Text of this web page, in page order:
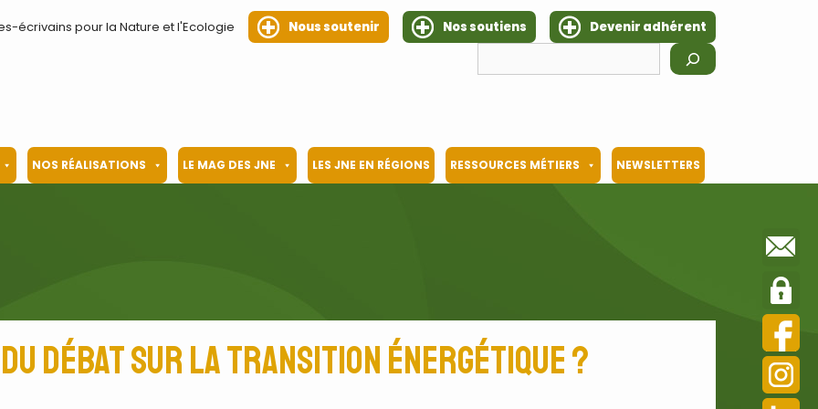
écrivains pour la Nature et l'Ecologie Nous soutenir Nos soutiens
Devenir adhérent
NOS RÉALISATIONS LE MAG DES JNE LES JNE EN RÉGIONS RESSOURCES MÉTIERS NEWSLETTERS
du débat sur la transition énergétique ?